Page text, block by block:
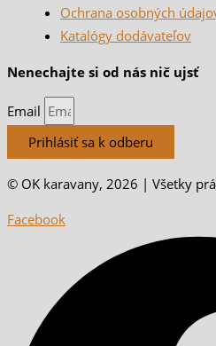
Ochrana osobných
Katalógy dodávateľov
Nenechajte si od nás nič ujsť
Email
Prihlásiť sa k odberu
© OK karavany, 2026 | Všetky
Facebook